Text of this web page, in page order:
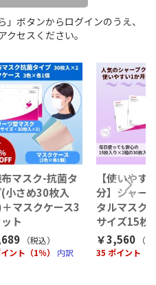
ボタンからログインのうえ、
クセスください。
マスク-抗菌タ
小さめ30枚入
マスクケース3
ト
（税込）
ント（1％）
内訳
【使いやす
分】シャー
タルマスク
サイズ15枚
￥3,560
（
35 ポイント（1